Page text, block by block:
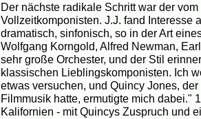
Der nächste radikale Schritt war der
Vollzeitkomponisten. J.J. fand Interesse
dramatisch, sinfonisch, so in der Art
Wolfgang Korngold, Alfred Newman,
sehr große Orchester, und der Stil
klassischen Lieblingskomponisten. Ich
etwas versuchen, und Quincy Jones,
Filmmusik hatte, ermutigte mich dabei."
Kalifornien - mit Quincys Zuspruch und